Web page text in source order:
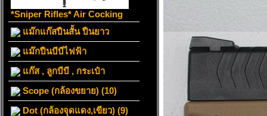
*Sniper Rifles* Air Cocking
แม๊กแก๊สปืนสั้น ปืนยาว
แม๊กปืนบีบีไฟฟ้า
แก๊ส , ลูกบีบี , กระเป๋า
Scope (กล้องขยาย) (10)
Dot (กล้องจุดแดง,เขียว) (9)